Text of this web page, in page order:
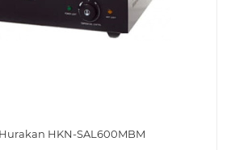
HKN-SAL600MBM